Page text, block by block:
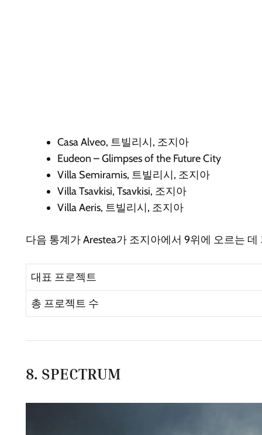
Casa Alveo, 트빌리시, 조지아
Eudeon – Glimpses of the Future City
Villa Semiramis, 트빌리시, 조지아
Villa Tsavkisi, Tsavkisi, 조지아
Villa Aeris, 트빌리시, 조지아
다음 통계가 Arestea가 조지아에서 9위에 오르는
대표 프로젝트
총 프로젝트 수
8. SPECTRUM